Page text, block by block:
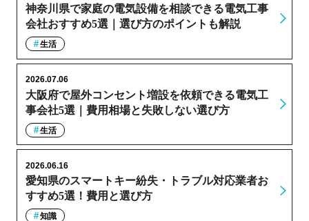
神奈川県で家庭の電気設備を相談できる電気工事
会社おすすめ5選｜選び方のポイントも解説
生活
大阪府で屋外コンセント増設を依頼できる電気工
事会社5選｜費用相場と失敗しない選び方
2026.07.06
生活
愛知県のスマートキー紛失・トラブル対応業者お
すすめ5選！費用と選び方
2026.06.16
知識